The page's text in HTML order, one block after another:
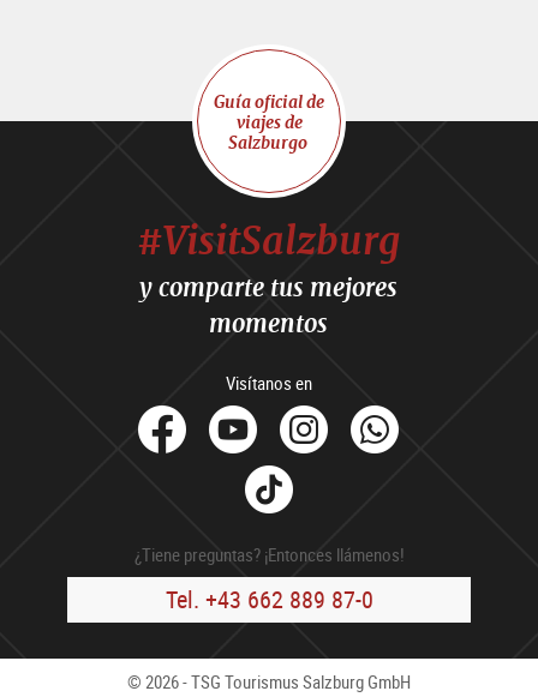
Guía oficial de
viajes de
Salzburgo
#VisitSalzburg
y comparte tus mejores
momentos
Visítanos en
facebook
YoutubeInstagram
Tik
Tok
¿Tiene preguntas? ¡Entonces llámenos!
Tel. +43 662 889 87-0
© 2026 - TSG Tourismus Salzburg GmbH